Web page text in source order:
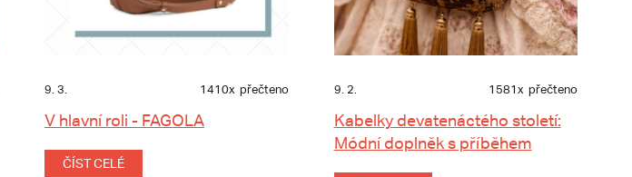
9. 3. 1410x přečteno
V hlavní roli - FAGOLA
ČÍST CELÉ
9. 2. 1581x přečteno
Kabelky devatenáctého století:
Módní doplněk s příběhem